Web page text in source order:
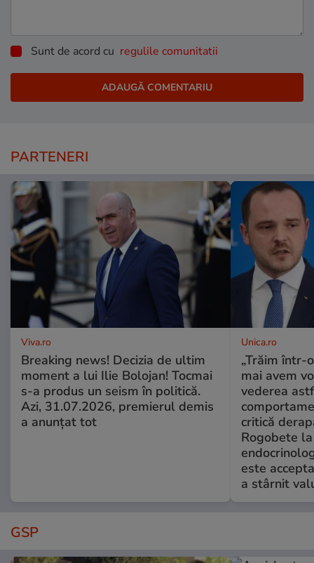
Sunt de acord cu regulile comunitatii
PARTENERI
Viva.ro
Breaking news! Decizia de ultim
moment a lui Ilie Bolojan! Tocmai
s-a produs un seism în politică.
Azi, 31.07.2026, premierul demis
a anunțat tot
Unica.ro
„Trăim într-
mai avem
vederea
critică
Rogobete
este
a stârnit
GSP